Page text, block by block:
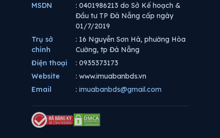
MSDN
: 0401986213 do Sở Kế hoạch &
Đầu tư TP Đà Nẵng cấp ngày
01/7/2019
Trụ sở
chính
: 16 Nguyễn Sơn Hà, phường Hòa
Cường, tp Đà Nẵng
Điện thoại
: 0935373173
Website
: www.imuabanbds.vn
Email
: imuabanbds@gmail.com